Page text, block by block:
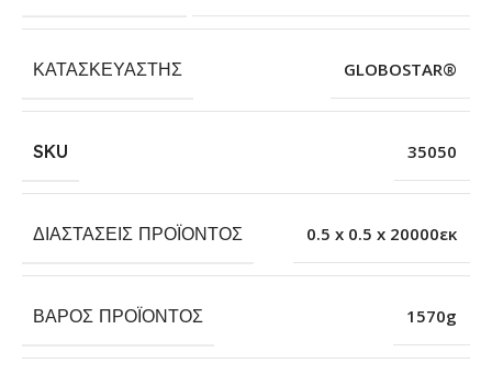
ΚΑΤΑΣΚΕΥΑΣΤΉΣ GLOBOSTAR®
SKU 35050
ΔΙΑΣΤΆΣΕΙΣ ΠΡΟΪΌΝΤΟΣ 0.5 x 0.5 x 20000εκ
ΒΆΡΟΣ ΠΡΟΪΌΝΤΟΣ 1570g